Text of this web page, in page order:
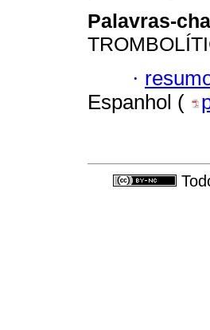
Palavras-
·
Espanhol (